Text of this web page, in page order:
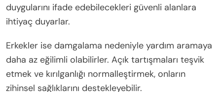
duygularını ifade edebilecekleri güvenli alanlara
ihtiyaç duyarlar.
Erkekler ise damgalama nedeniyle yardım aramaya
daha az eğilimli olabilirler. Açık tartışmaları teşvik
etmek ve kırılganlığı normalleştirmek, onların
zihinsel sağlıklarını destekleyebilir.